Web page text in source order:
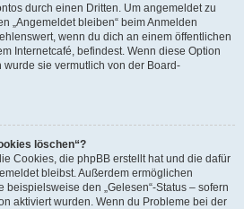
durch einen Dritten. Um angemeldet zu
„Angemeldet bleiben“ beim Anmelden
wenn du dich an einem öffentlichen
Internetcafé, befindest. Wenn diese Option
wurde sie vermutlich von der Board-
löschen“?
Cookies, die phpBB erstellt hat und die dafür
bleibst. Außerdem ermöglichen
den „Gelesen“-Status – sofern
aktiviert wurden. Wenn du Probleme bei der